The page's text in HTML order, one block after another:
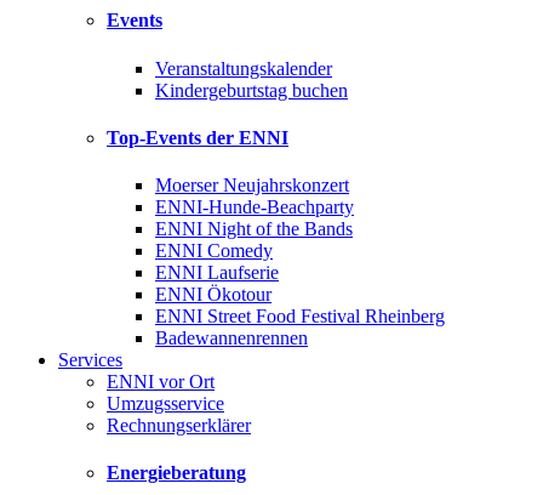
Events
Veranstaltungskalender
Kindergeburtstag buchen
Top-Events der ENNI
Moerser Neujahrskonzert
ENNI-Hunde-Beachparty
ENNI Night of the Bands
ENNI Comedy
ENNI Laufserie
ENNI Ökotour
ENNI Street Food Festival Rheinberg
Badewannenrennen
Services
ENNI vor Ort
Umzugsservice
Rechnungserklärer
Energieberatung